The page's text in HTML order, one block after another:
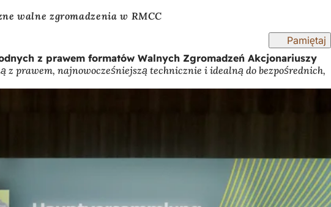
walne zgromadzenia w RMCC
Pamiętaj
z prawem formatów Walnych Zgromadzeń Akcjonariuszy
z prawem, najnowocześniejszą technicznie i idealną do bezpośrednich,